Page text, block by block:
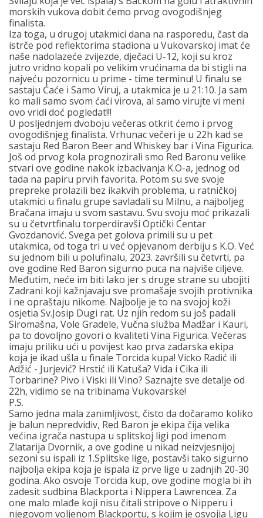
morskih vukova dobit ćemo prvog ovogodišnjeg
finalista.
Iza toga, u drugoj utakmici dana na rasporedu, čast da
istrče pod reflektorima stadiona u Vukovarskoj imat će
naše nadolazeće zvijezde, dječaci U-12, koji su kroz
jutro vridno kopali po velikim vrućinama da bi stigli na
najveću pozornicu u prime - time terminu! U finalu se
sastaju Ćaće i Samo Viruj, a utakmica je u 21:10. Ja sam
ko mali samo svom ćaći virova, al samo virujte vi meni
ovo vridi doć pogledat!!!
U posljednjem dvoboju večeras otkrit ćemo i prvog
ovogodišnjeg finalista. Vrhunac večeri je u 22h kad se
sastaju Red Baron Beer and Whiskey bar i Vina Figurica.
Još od prvog kola prognozirali smo Red Baronu velike
stvari ove godine nakok izbacivanja K.O-a, jednog od
tada na papiru prvih favorita. Potom su sve svoje
prepreke prolazili bez ikakvih problema, u ratničkoj
utakmici u finalu grupe savladali su Milnu, a najboljeg
Bračana imaju u svom sastavu. Svu svoju moć prikazali
su u četvrtfinalu torperdiravši Optički Centar
Gvozdanović. Svega pet golova primili su u pet
utakmica, od toga tri u već opjevanom derbiju s K.O. Već
su jednom bili u polufinalu, 2023. završili su četvrti, pa
ove godine Red Baron sigurno puca na najviše ciljeve.
Međutim, neće im biti lako jer s druge strane su ubojiti
Zadrani koji kažnjavaju sve promašaje svojih protivnika
i ne opraštaju nikome. Najbolje je to na svojoj koži
osjetia Sv.Josip Dugi rat. Uz njih redom su još padali
Siromašna, Vole Gradele, Vučna služba Madžar i Kauri,
pa to dovoljno govori o kvaliteti Vina Figurica. Večeras
imaju priliku ući u povijest kao prva zadarska ekipa
koja je ikad ušla u finale Torcida kupa! Vicko Radić ili
Adžić - Jurjević? Hrstić ili Katuša? Vida i Cika ili
Torbarine? Pivo i Viski ili Vino? Saznajte sve detalje od
22h, vidimo se na tribinama Vukovarske!
P.S.
Samo jedna mala zanimljivost, čisto da dočaramo koliko
je balun nepredvidiv, Red Baron je ekipa čija velika
većina igrača nastupa u splitskoj ligi pod imenom
Zlatarija Dvornik, a ove godine u nikad neizvjesnijoj
sezoni su ispali iz 1.Splitske lige, postavši tako sigurno
najbolja ekipa koja je ispala iz prve lige u zadnjih 20-30
godina. Ako osvoje Torcida kup, ove godine mogla bi ih
zadesit sudbina Blackporta i Nippera Lawrencea. Za
one malo mlađe koji nisu čitali stripove o Nipperu i
njegovom voljenom Blackportu, s kojim je osvojia Ligu